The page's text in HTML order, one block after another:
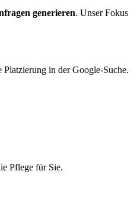
generieren. Unser Fokus
Platzierung in der Google-Suche.
Pflege für Sie.